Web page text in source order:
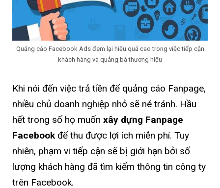
Quảng cáo Facebook Ads đem lại hiệu quả cao trong việc tiếp cận
khách hàng và quảng bá thương hiệu
Khi nói đến việc trả tiền để quảng cáo Fanpage,
nhiều chủ doanh nghiệp nhỏ sẽ né tránh. Hầu
hết trong số họ muốn xây dựng Fanpage
Facebookđể thu được lợi ích miễn phí. Tuy
nhiên, phạm vi tiếp cận sẽ bị giới hạn bởi số
lượng khách hàng đã tìm kiếm thông tin công ty
trên Facebook.